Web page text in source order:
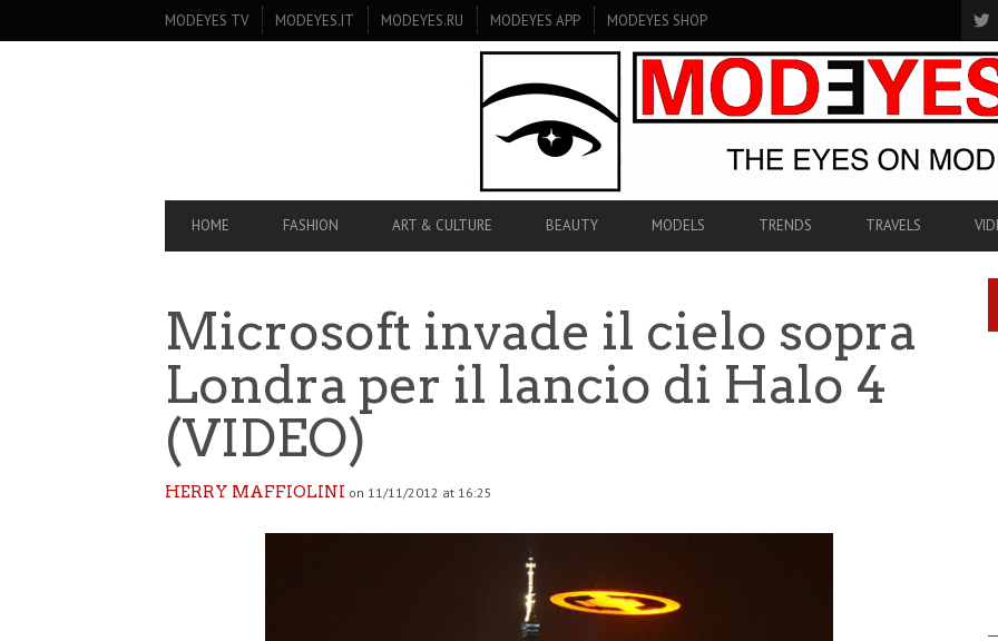
SECONDARY
NAVIGATION
MODEYES TV MODEYES.IT MODEYES.RU MODEYES APP MODEYES SHOP
PRIMARY
NAVIGATION
HOME FASHION ART & CULTURE BEAUTY MODELS TRENDS TRAVELS
Microsoft invade il cielo sopra
Londra per il lancio di Halo 4
(VIDEO)
HERRY MAFFIOLINI on 11/11/2012 at 16:25